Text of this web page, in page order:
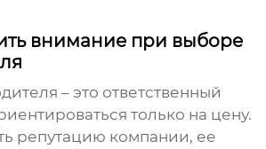
внимание при выборе
– это ответственный
только на цену.
репутацию компании, ее